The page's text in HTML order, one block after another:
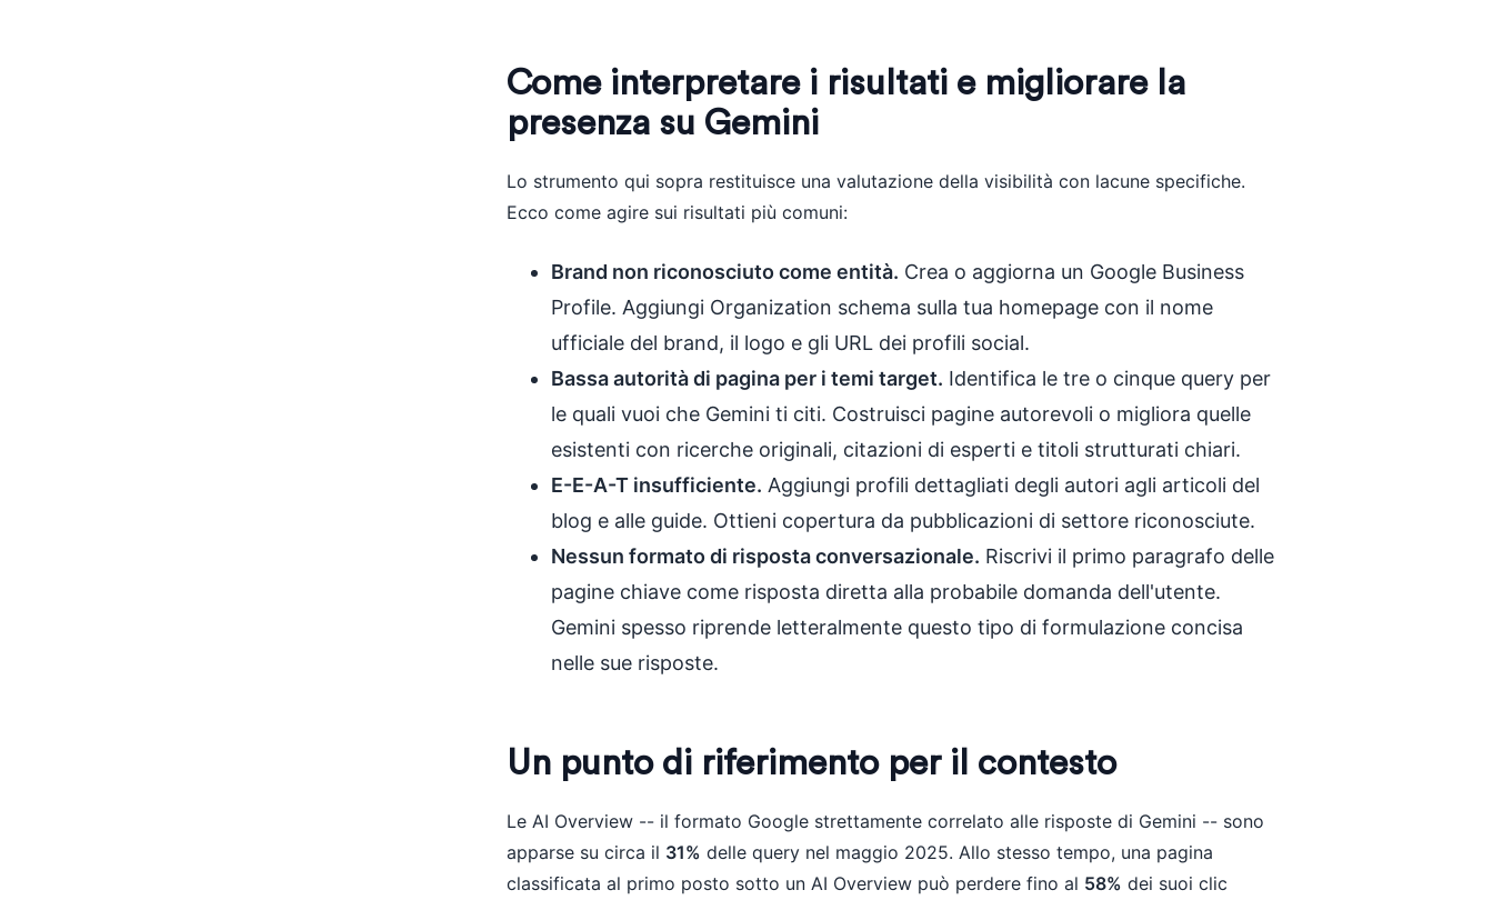
Come interpretare i risultati e migliorare la
presenza su Gemini
Lo strumento qui sopra restituisce una valutazione della visibilità con lacune specifiche.
Ecco come agire sui risultati più comuni:
Brand non riconosciuto come entità. Crea o aggiorna un Google Business
Profile. Aggiungi Organization schema sulla tua homepage con il nome
ufficiale del brand, il logo e gli URL dei profili social.
Bassa autorità di pagina per i temi target. Identifica le tre o cinque query per
le quali vuoi che Gemini ti citi. Costruisci pagine autorevoli o migliora quelle
esistenti con ricerche originali, citazioni di esperti e titoli strutturati chiari.
E-E-A-T insufficiente. Aggiungi profili dettagliati degli autori agli articoli del
blog e alle guide. Ottieni copertura da pubblicazioni di settore riconosciute.
Nessun formato di risposta conversazionale. Riscrivi il primo paragrafo delle
pagine chiave come risposta diretta alla probabile domanda dell'utente.
Gemini spesso riprende letteralmente questo tipo di formulazione concisa
nelle sue risposte.
Un punto di riferimento per il contesto
Le AI Overview -- il formato Google strettamente correlato alle risposte di Gemini -- sono
apparse su circa il 31% delle query nel maggio 2025. Allo stesso tempo, una pagina
classificata al primo posto sotto un AI Overview può perdere fino al 58% dei suoi clic